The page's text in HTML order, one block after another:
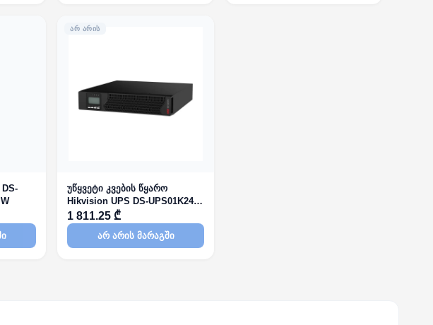
ᲐᲠ ᲐᲠᲘᲡ
უწყვეტი კვების წყარო
Hikvision UPS DS-UPS01K24-R
TJS EU 1000VA 900W 12V 9Ah
Battery x2 Online
1 811.25 ₾
არ არის მარაგში